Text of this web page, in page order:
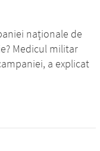
naționale de
Medicul militar
a explicat